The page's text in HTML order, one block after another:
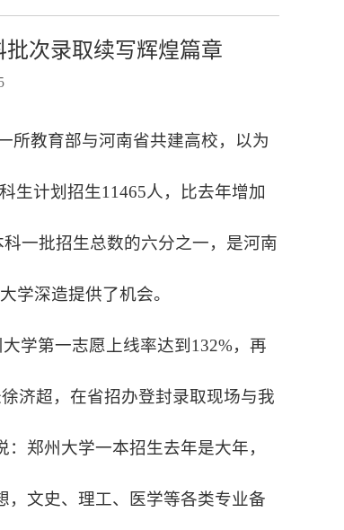
次录取续写辉煌篇章
所教育部与河南省共建高校，以为
生计划招生11465人，比去年增加
一批招生总数的六分之一，是河南
学深造提供了机会。
学第一志愿上线率达到132%，再
济超，在省招办登封录取现场与我
郑州大学一本招生去年是大年，
，文史、理工、医学等各类专业备